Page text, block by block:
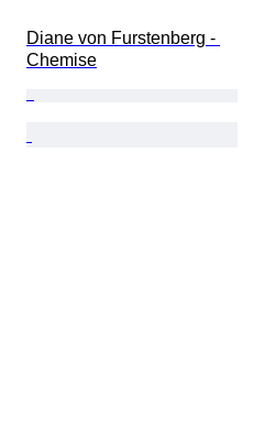
Diane von Furstenberg -
Chemise